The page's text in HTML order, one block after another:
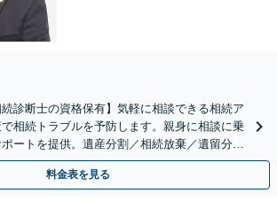
続診断士の資格保有】気軽に相談できる相続ア
相続トラブルを予防します。親身に相談に乗
ートを提供。遺産分割／相続放棄／遺留分も
】【完全個室】【丸太町駅6分】
料金表を見る